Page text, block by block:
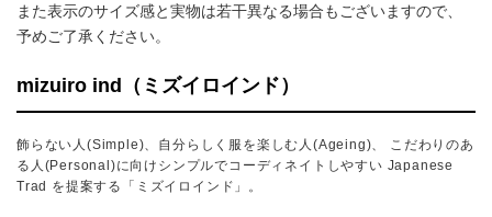
また表示のサイズ感と実物は若干異なる場合もございますので、
予めご了承ください。
mizuiro ind（ミズイロインド）
飾らない人(Simple)、自分らしく服を楽しむ人(Ageing)、 こだわりのあ
る人(Personal)に向けシンプルでコーディネイトしやすい Japanese
Trad を提案する「ミズイロインド」。